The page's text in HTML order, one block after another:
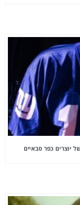
יוצרים כפר סבאיים